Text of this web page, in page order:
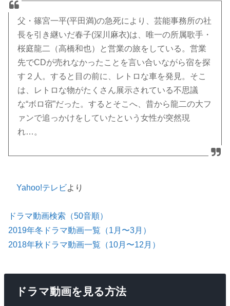
父・篠宮一平(平田満)の急死により、芸能事務所の社
長を引き継いだ春子(深川麻衣)は、唯一の所属歌手・
桜庭龍二（高橋和也）と営業の旅をしている。営業
先でCDが売れなかったことを言い合いながら宿を探
す２人。すると目の前に、レトロな車を発見。そこ
は、レトロな物がたくさん展示されている不思議
な“ボロ宿”だった。するとそこへ、昔から龍二の大フ
ァンで追っかけをしていたという女性が突然現
れ…。
Yahoo!テレビより
ドラマ動画検索（50音順）
2019年冬ドラマ動画一覧（1月〜3月）
2018年秋ドラマ動画一覧（10月〜12月）
ドラマ動画を見る方法